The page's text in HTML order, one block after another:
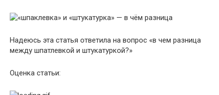
Надеюсь эта статья ответила на вопрос «в чем разница
между шпатлевкой и штукатуркой?»
Оценка статьи: